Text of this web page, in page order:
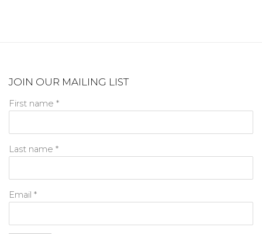
JOIN OUR MAILING LIST
First name *
Last name *
Email *